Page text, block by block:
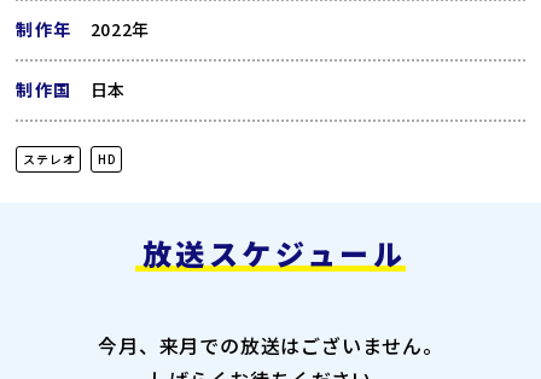
制作年 2022年
制作国 日本
ステレオ HD
放送スケジュール
今月、来月での放送はございません。